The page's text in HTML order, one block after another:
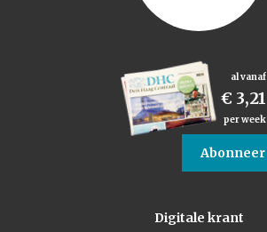
al vanaf
€ 3,21
per week
Abonneer
Digitale krant